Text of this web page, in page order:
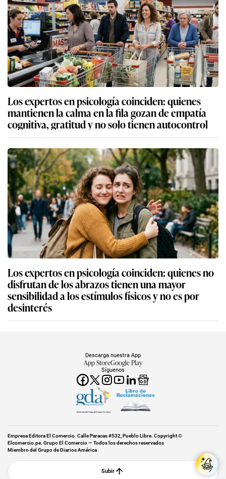
Los expertos en psicología coinciden: quienes
mantienen la calma en la fila gozan de empatía
cognitiva, gratitud y no solo tienen autocontrol
Los expertos en psicología coinciden: quienes no
disfrutan de los abrazos tienen una mayor
sensibilidad a los estímulos físicos y no es por
desinterés
Síguenos
Descarga nuestra App
App StoreGoogle Play
Miembro del Grupo de Diarios América
Empresa Editora El Comercio. Calle Paracas #532, Pueblo Libre. Copyright ©
Elcomercio.pe. Grupo El Comercio — Todos los derechos reservados
Miembro del Grupo de Diarios América
Subir